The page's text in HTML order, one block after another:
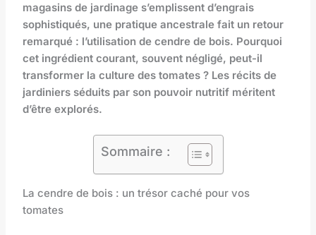
magasins de jardinage s’emplissent d’engrais
sophistiqués, une pratique ancestrale fait un retour
remarqué : l’utilisation de cendre de bois. Pourquoi
cet ingrédient courant, souvent négligé, peut-il
transformer la culture des tomates ? Les récits de
jardiniers séduits par son pouvoir nutritif méritent
d’être explorés.
Sommaire :
La cendre de bois : un trésor caché pour vos
tomates